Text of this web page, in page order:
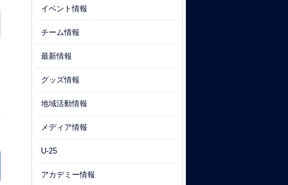
イベント情報
チーム情報
最新情報
グッズ情報
地域活動情報
メディア情報
U-25
アカデミー情報